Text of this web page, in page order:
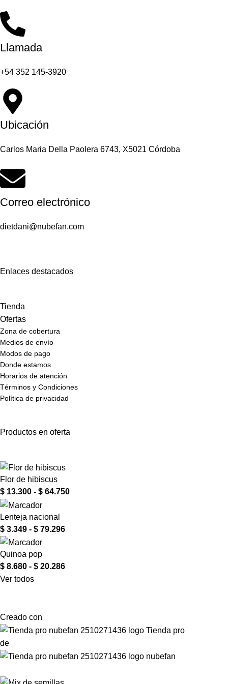
Llamada
+54 352 145-3920
Ubicación
Carlos Maria Della Paolera 6743, X5021 Córdoba
Correo electrónico
dietdani@nubefan.com
Enlaces destacados
Tienda
Ofertas
Zona de cobertura
Medios de envío
Modos de pago
Donde estamos
Horarios de atención
Términos y Condiciones
Política de privacidad
Productos en oferta
Flor de hibiscus
$ 13.300 - $ 64.750
Lenteja nacional
$ 3.349 - $ 79.296
Quinoa pop
$ 8.680 - $ 20.286
Ver todos
Creado con
de